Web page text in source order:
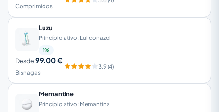
Memantine
Princípio ativo: Memantina
Luzu
Princípio ativo: Luliconazol
1%
Desde99.00 €
Bisnagas
3.9 (4)
Comprimidos